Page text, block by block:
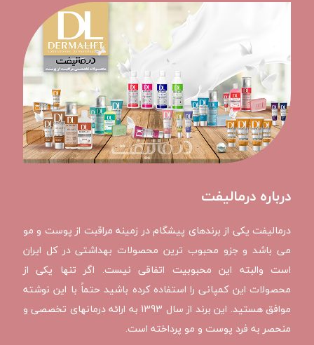
درباره درمالیفت
درمالیفت یکی از برندهای پیشگام در زمینه مراقبت از پوست و مو
می باشد و جزو محبوب ترین محصولات بهداشتی در کل ایران
است والبته این محبوبیت اتفاقی نیست. اگر تنها یکی از
محصولات این کمپانی را استفاده کرده باشید حتماً با این نوشته
موافق هستید. این برند از سال 1393 به ارائه درمانهای تخصصی و
منحصر به فرد پوست و مو پرداخته است.